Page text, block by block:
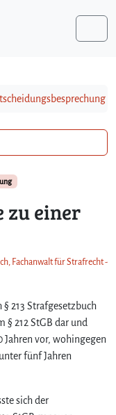
zu einer
Fachanwalt für Strafrecht -
§ 213 Strafgesetzbuch
212 StGB dar und
Jahren vor, wohingegen
fünf Jahren
sich der